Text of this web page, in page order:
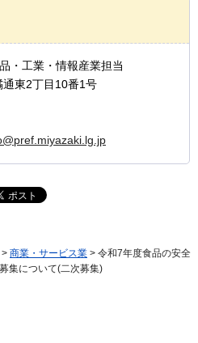
・工業・情報産業担当
東2丁目10番1号
> 商業・サービス業 > 令和7年度食品の安全
集について(二次募集)